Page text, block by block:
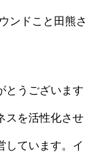
ンドこと田熊さ
とうございます
スを活性化させ
しています。イ